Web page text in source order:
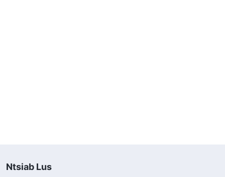
Ntsiab Lus